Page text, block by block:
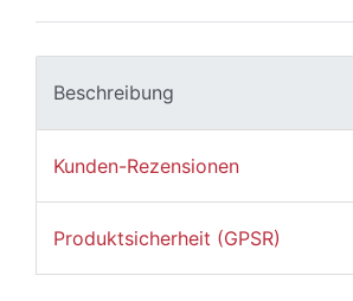
Beschreibung
Kunden-Rezensionen
Produktsicherheit (GPSR)